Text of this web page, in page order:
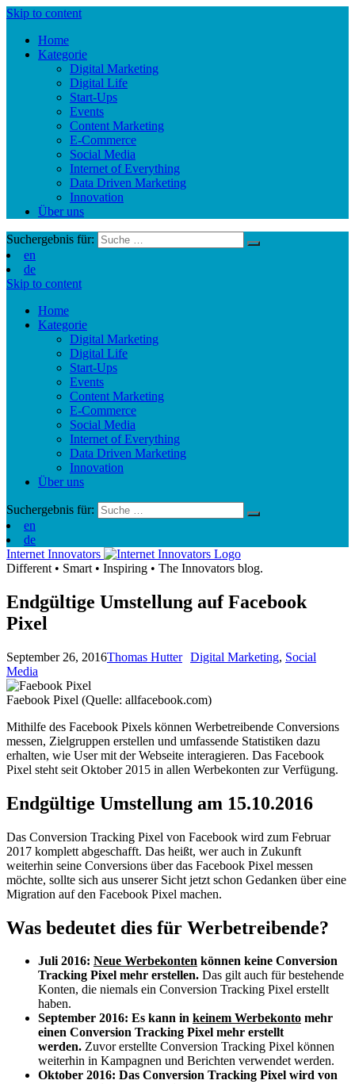
Skip to content
Home
Kategorie
Digital Marketing
Digital Life
Start-Ups
Events
Content Marketing
E-Commerce
Social Media
Internet of Everything
Data Driven Marketing
Innovation
Über uns
Suchergebnis für:
en
de
Skip to content
Home
Kategorie
Digital Marketing
Digital Life
Start-Ups
Events
Content Marketing
E-Commerce
Social Media
Internet of Everything
Data Driven Marketing
Innovation
Über uns
Suchergebnis für:
en
de
Internet Innovators
Different • Smart • Inspiring • The Innovators blog.
Endgültige Umstellung auf Facebook
Pixel
September 26, 2016Thomas Hutter Digital Marketing, Social
Media
Faebook Pixel (Quelle: allfacebook.com)
Mithilfe des Facebook Pixels können Werbetreibende Conversions
messen, Zielgruppen erstellen und umfassende Statistiken dazu
erhalten, wie User mit der Webseite interagieren. Das Facebook
Pixel steht seit Oktober 2015 in allen Werbekonten zur Verfügung.
Endgültige Umstellung am 15.10.2016
Das Conversion Tracking Pixel von Facebook wird zum Februar
2017 komplett abgeschafft. Das heißt, wer auch in Zukunft
weiterhin seine Conversions über das Facebook Pixel messen
möchte, sollte sich aus unserer Sicht jetzt schon Gedanken über eine
Migration auf den Facebook Pixel machen.
Was bedeutet dies für Werbetreibende?
Juli 2016: Neue Werbekonten können keine Conversion
Tracking Pixel mehr erstellen. Das gilt auch für bestehende
Konten, die niemals ein Conversion Tracking Pixel erstellt
haben.
September 2016: Es kann in keinem Werbekonto mehr
einen Conversion Tracking Pixel mehr erstellt
werden. Zuvor erstellte Conversion Tracking Pixel können
weiterhin in Kampagnen und Berichten verwendet werden.
Oktober 2016: Das Conversion Tracking Pixel wird von